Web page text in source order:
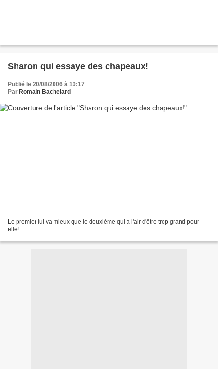
Sharon qui essaye des chapeaux!
Publié le 20/08/2006 à 10:17
Par Romain Bachelard
Le premier lui va mieux que le deuxième qui a l'air d'être trop grand pour
elle!